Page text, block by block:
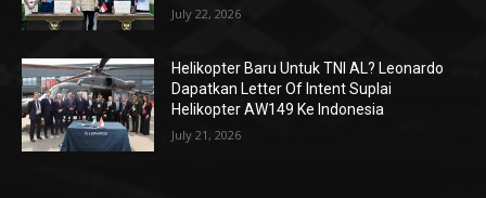
July 22, 2026
Helikopter Baru Untuk TNI AL? Leonardo
Dapatkan Letter Of Intent Suplai
Helikopter AW149 Ke Indonesia
July 21, 2026